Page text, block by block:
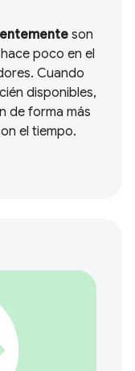
son
poco en el
Cuando
disponibles,
de forma más
el tiempo.